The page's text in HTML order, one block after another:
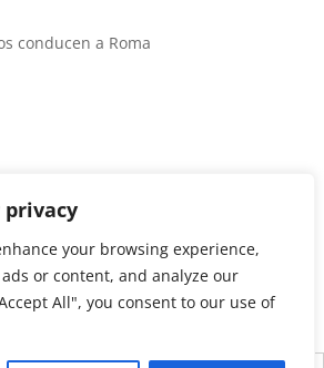
privacy
your browsing experience,
or content, and analyze our
All", you consent to our use of
conducen a Roma
por Roma